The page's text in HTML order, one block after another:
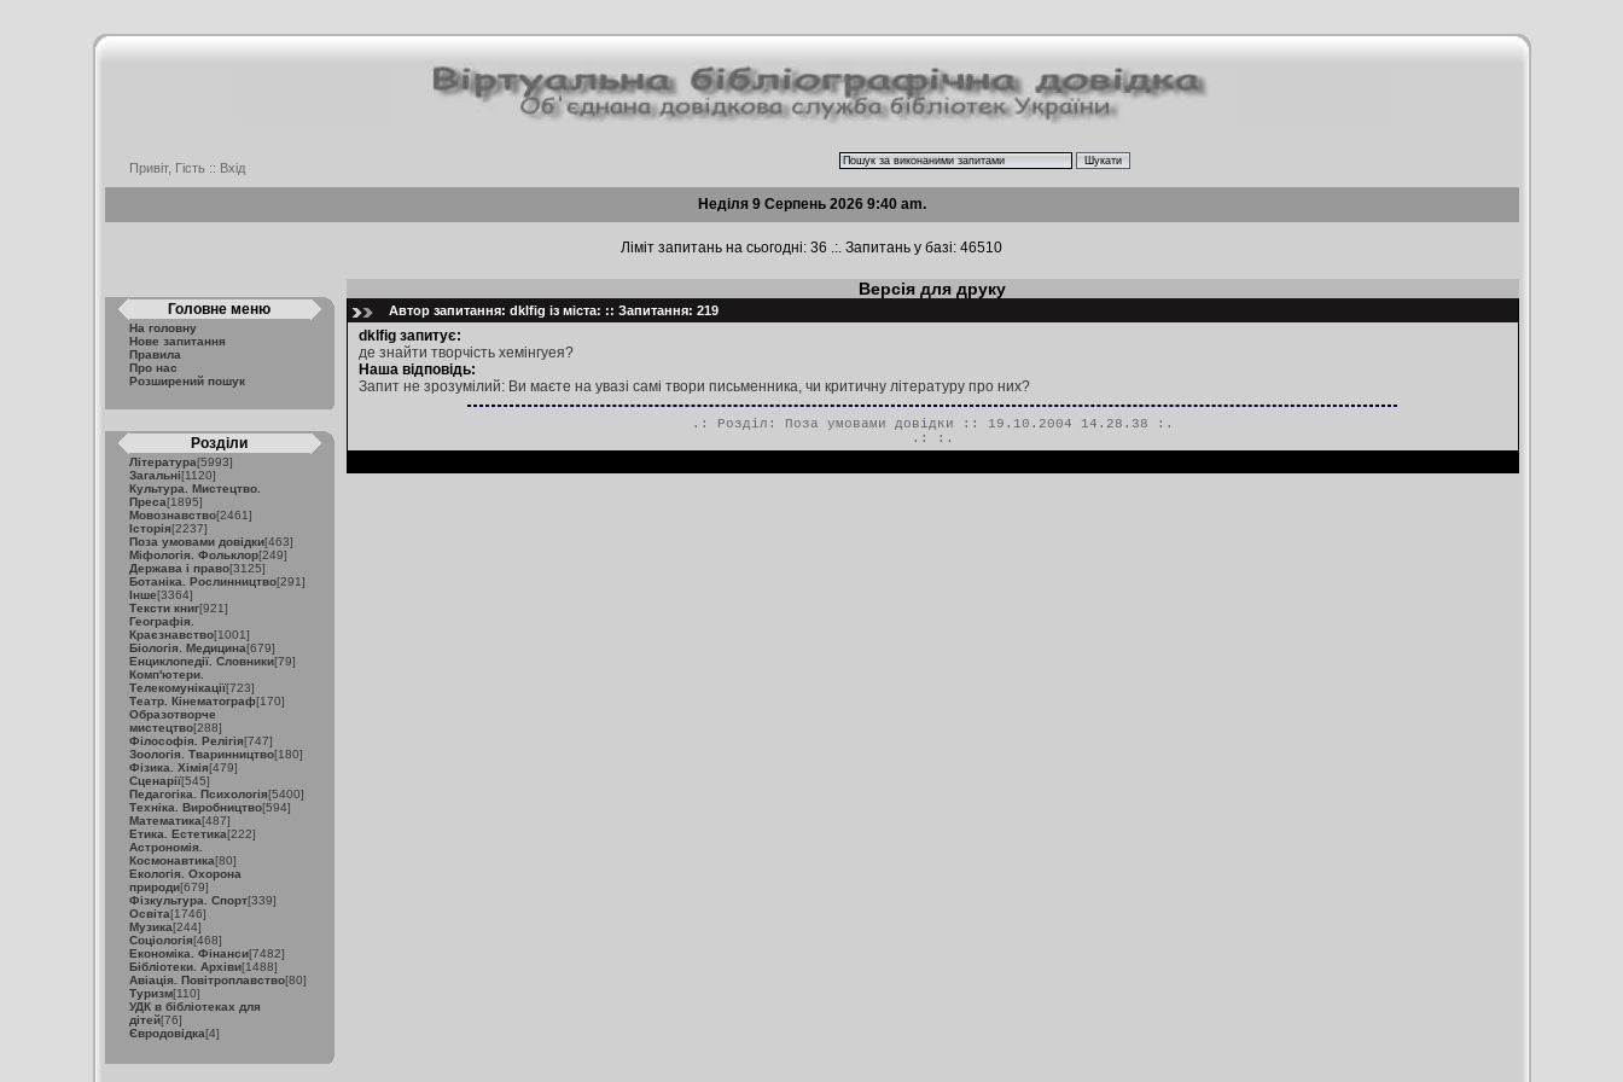
Привіт, Гість :: Вхід
Неділя 9 Серпень 2026 9:40 am.
Ліміт запитань на сьогодні: 36 .:. Запитань у базі: 46510
Головне меню
На головну
Нове запитання
Правила
Про нас
Розширений пошук
Розділи
Література[5993]
Загальні[1120]
Культура. Мистецтво.
Преса[1895]
Мовознавство[2461]
Історія[2237]
Поза умовами довідки[463]
Міфологія. Фольклор[249]
Держава і право[3125]
Ботаніка. Рослинництво[291]
Інше[3364]
Тексти книг[921]
Географія.
Краєзнавство[1001]
Біологія. Медицина[679]
Енциклопедії. Словники[79]
Комп'ютери.
Телекомунікації[723]
Театр. Кінематограф[170]
Образотворче
мистецтво[288]
Філософія. Релігія[747]
Зоологія. Тваринництво[180]
Фізика. Хімія[479]
Сценарії[545]
Педагогіка. Психологія[5400]
Техніка. Виробництво[594]
Математика[487]
Етика. Естетика[222]
Астрономія.
Космонавтика[80]
Екологія. Охорона
природи[679]
Фізкультура. Спорт[339]
Освіта[1746]
Музика[244]
Соціологія[468]
Економіка. Фінанси[7482]
Бібліотеки. Архіви[1488]
Авіація. Повітроплавство[80]
Туризм[110]
УДК в бібліотеках для
дітей[76]
Євродовідка[4]
Версія для друку
Автор запитання: dklfig із міста: :: Запитання: 219
dklfig запитує:
де знайти творчість хемінгуея?
Наша відповідь:
Запит не зрозумілий: Ви маєте на увазі самі твори письменника, чи критичну літературу про них?
.: Розділ: Поза умовами довідки :: 19.10.2004 14.28.38 :.
.:
:.